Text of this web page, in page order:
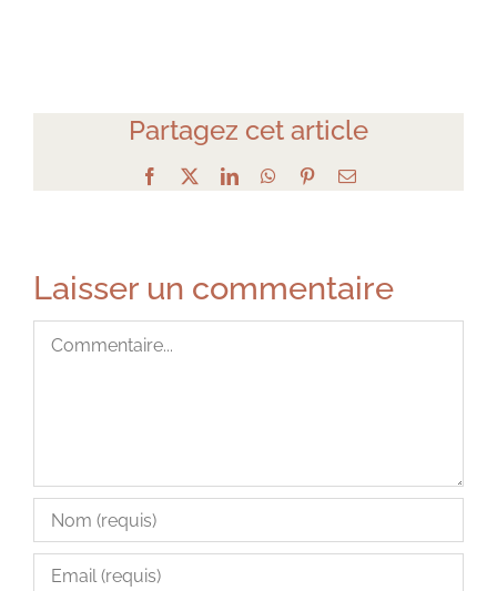
Partagez cet article
Facebook LinkedInWhatsApp
PinterestEmail
Laisser un commentaire